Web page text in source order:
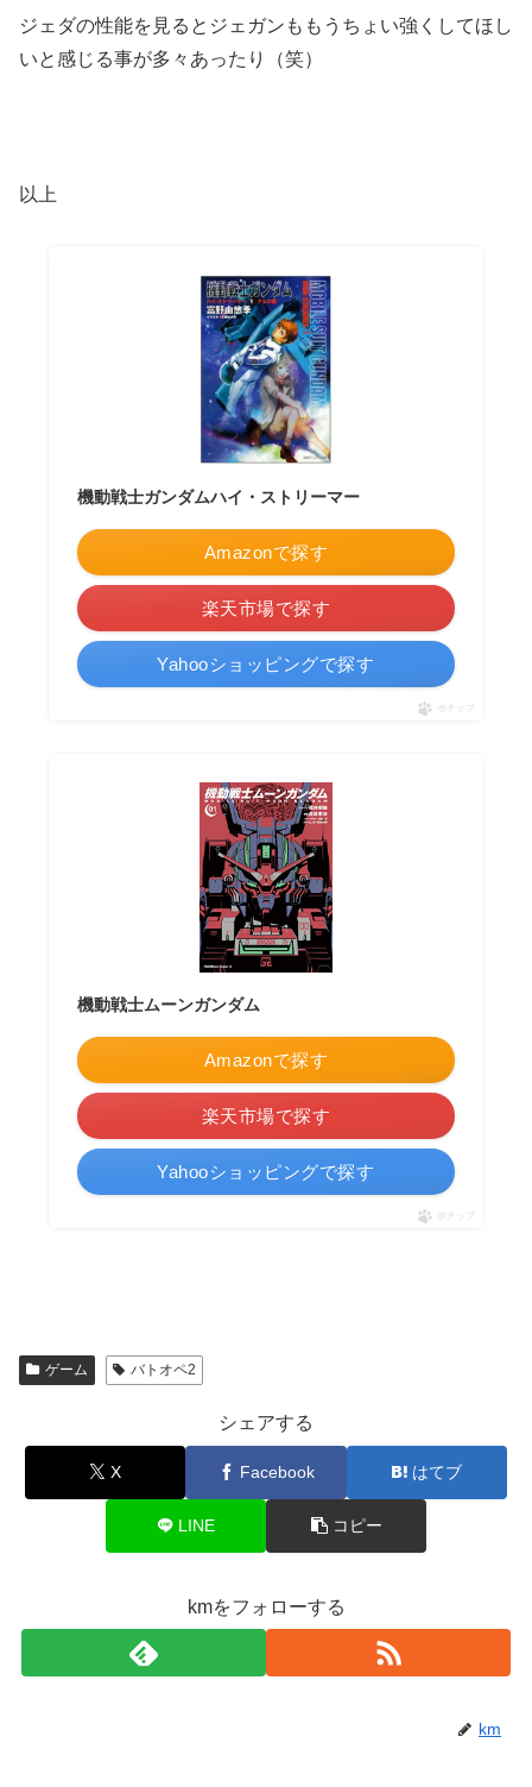
ジェダの性能を見るとジェガンももうちょい強くしてほし
いと感じる事が多々あったり（笑）
以上
機動戦士ガンダムハイ・ストリーマー
Amazonで探す
楽天市場で探す
Yahooショッピングで探す
ポチップ
機動戦士ムーンガンダム
Amazonで探す
楽天市場で探す
Yahooショッピングで探す
ポチップ
ゲーム バトオペ2
シェアする
X Facebook はてブ
LINE コピー
kmをフォローする
km